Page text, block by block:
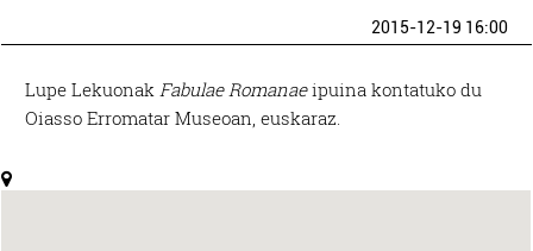
2015-12-19 16:00
Lupe Lekuonak Fabulae Romanaeipuina kontatuko du
Oiasso Erromatar Museoan, euskaraz.